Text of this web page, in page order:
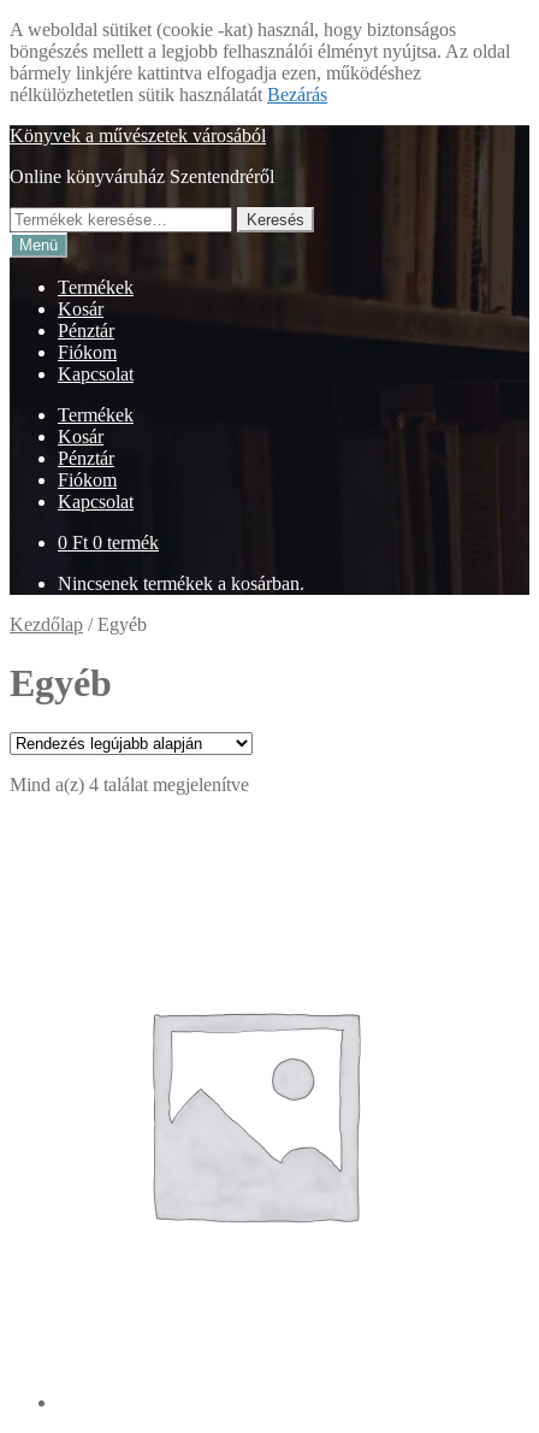
A weboldal sütiket (cookie -kat) használ, hogy biztonságos
böngészés mellett a legjobb felhasználói élményt nyújtsa. Az oldal
bármely linkjére kattintva elfogadja ezen, működéshez
nélkülözhetetlen sütik használatát Bezárás
Ugrás
navigációhoz
Kilépés
tartalomba
Könyvek a művészetek városából
Online könyváruház Szentendréről
Keresés
a
következőre:
Keresés
Menü
Termékek
Kosár
Pénztár
Fiókom
Kapcsolat
Termékek
Kosár
Pénztár
Fiókom
Kapcsolat
0 Ft 0 termék
Nincsenek termékek a kosárban.
Kezdőlap /Egyéb
Egyéb
Mind a(z) 4 találat megjelenítveSorted